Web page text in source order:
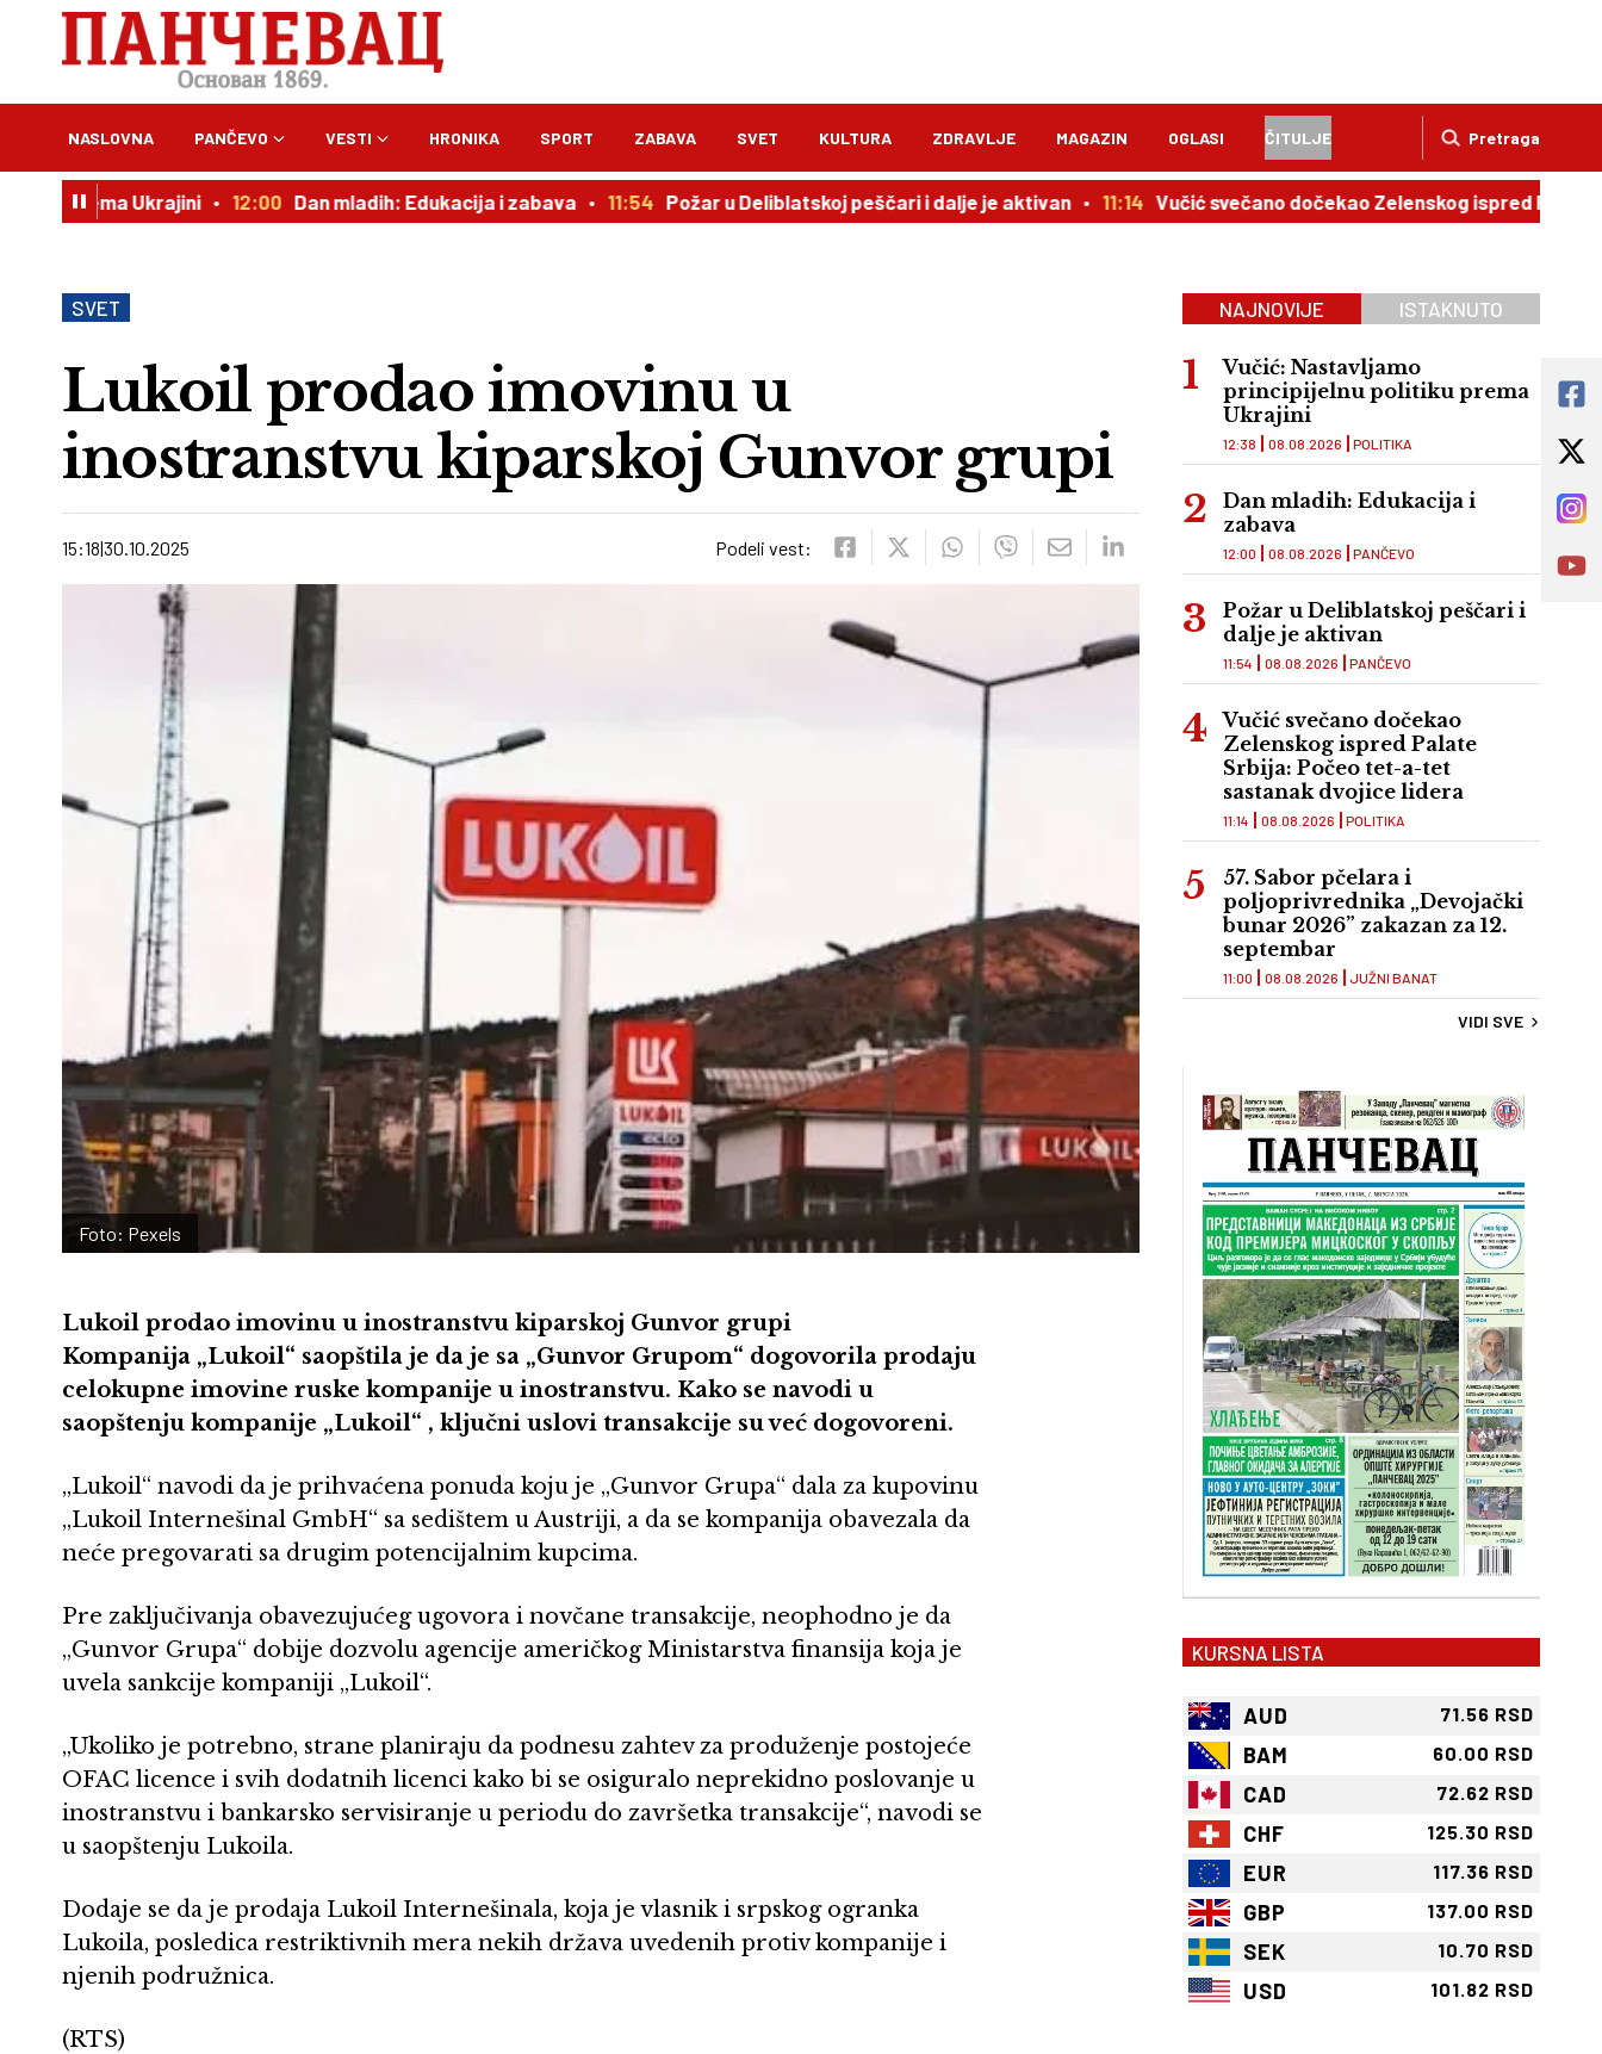
Pretraga
NASLOVNA PANČEVO VESTI HRONIKA SPORT ZABAVA SVET KULTURA ZDRAVLJE MAGAZIN OGLASI ČITULJE
prema Ukrajini 12:00 Dan mladih: Edukacija i zabava 11:54 Požar u Deliblatskoj peščari i dalje je aktivan 11:14 Vučić svečano dočekao Zelenskog ispred Palate
SVET
Lukoil prodao imovinu u
inostranstvu kiparskoj Gunvor grupi
15:18 30.10.2025 Podeli vest:
Foto: Pexels
Lukoil prodao imovinu u inostranstvu kiparskoj Gunvor grupi
Kompanija „Lukoil“ saopštila je da je sa „Gunvor Grupom“ dogovorila prodaju
celokupne imovine ruske kompanije u inostranstvu. Kako se navodi u
saopštenju kompanije „Lukoil“ , ključni uslovi transakcije su već dogovoreni.
„Lukoil“ navodi da je prihvaćena ponuda koju je „Gunvor Grupa“ dala za kupovinu
„Lukoil Internešinal GmbH“ sa sedištem u Austriji, a da se kompanija obavezala da
neće pregovarati sa drugim potencijalnim kupcima.
Pre zaključivanja obavezujućeg ugovora i novčane transakcije, neophodno je da
„Gunvor Grupa“ dobije dozvolu agencije američkog Ministarstva finansija koja je
uvela sankcije kompaniji „Lukoil“.
„Ukoliko je potrebno, strane planiraju da podnesu zahtev za produženje postojeće
OFAC licence i svih dodatnih licenci kako bi se osiguralo neprekidno poslovanje u
inostranstvu i bankarsko servisiranje u periodu do završetka transakcije“, navodi se
u saopštenju Lukoila.
Dodaje se da je prodaja Lukoil Internešinala, koja je vlasnik i srpskog ogranka
Lukoila, posledica restriktivnih mera nekih država uvedenih protiv kompanije i
njenih podružnica.
(RTS)
NAJNOVIJE ISTAKNUTO
Vučić: Nastavljamo
principijelnu politiku prema
Ukrajini
POLITIKA
12:38 08.08.2026
Dan mladih: Edukacija i
zabava
PANČEVO
12:00 08.08.2026
Požar u Deliblatskoj peščari i
dalje je aktivan
PANČEVO
11:54 08.08.2026
Vučić svečano dočekao
Zelenskog ispred Palate
Srbija: Počeo tet-a-tet
sastanak dvojice lidera
POLITIKA
11:14 08.08.2026
57. Sabor pčelara i
poljoprivrednika „Devojački
bunar 2026” zakazan za 12.
septembar
JUŽNI BANAT
11:00 08.08.2026
VIDI SVE
KURSNA LISTA
AUD 71.56 RSD
BAM 60.00 RSD
CAD 72.62 RSD
CHF 125.30 RSD
EUR 117.36 RSD
GBP 137.00 RSD
SEK 10.70 RSD
USD 101.82 RSD